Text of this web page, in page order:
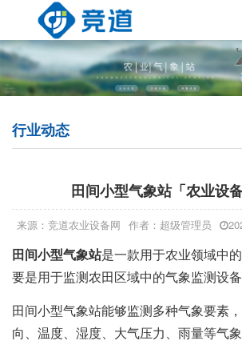
行业动态
田间小型气象站「农业设备
来源：竞道农业设备网 作者：超级管理员
田间小型气象站是一款用于农业领域中
要是用于监测农田区域中的气象监测设备
田间小型气象站能够监测多种气象要素
向、温度、湿度、大气压力、雨量等气